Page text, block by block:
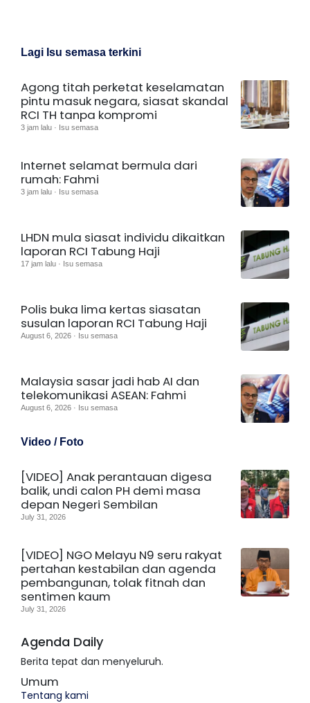
Lagi Isu semasa terkini
Agong titah perketat keselamatan
pintu masuk negara, siasat skandal
RCI TH tanpa kompromi
3 jam lalu · Isu semasa
Internet selamat bermula dari
rumah: Fahmi
3 jam lalu · Isu semasa
LHDN mula siasat individu dikaitkan
laporan RCI Tabung Haji
17 jam lalu · Isu semasa
Polis buka lima kertas siasatan
susulan laporan RCI Tabung Haji
August 6, 2026 · Isu semasa
Malaysia sasar jadi hab AI dan
telekomunikasi ASEAN: Fahmi
August 6, 2026 · Isu semasa
Video / Foto
[VIDEO] Anak perantauan digesa
balik, undi calon PH demi masa
depan Negeri Sembilan
July 31, 2026
[VIDEO] NGO Melayu N9 seru rakyat
pertahan kestabilan dan agenda
pembangunan, tolak fitnah dan
sentimen kaum
July 31, 2026
Agenda Daily
Berita tepat dan menyeluruh.
Umum
Tentang kami